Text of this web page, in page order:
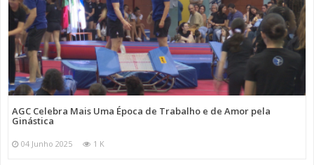
AGC Celebra Mais Uma Época de Trabalho e de Amor pela
Ginástica
04 Junho 2025 1 K